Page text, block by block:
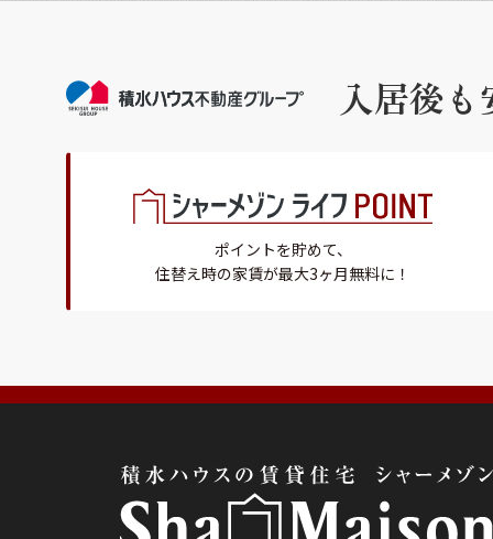
入居後
ポイントを貯めて、
住替え時の家賃が最大3ヶ月無料に！